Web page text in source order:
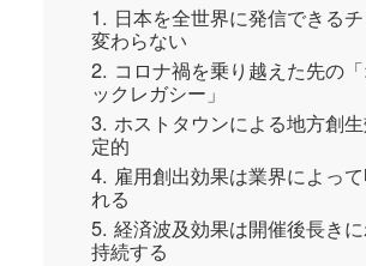
1. 日本を全世界に発信できる
変わらない
2. コロナ禍を乗り越えた先の
ックレガシー」
3. ホストタウンによる地方創
定的
4. 雇用創出効果は業界によっ
れる
5. 経済波及効果は開催後長き
持続する